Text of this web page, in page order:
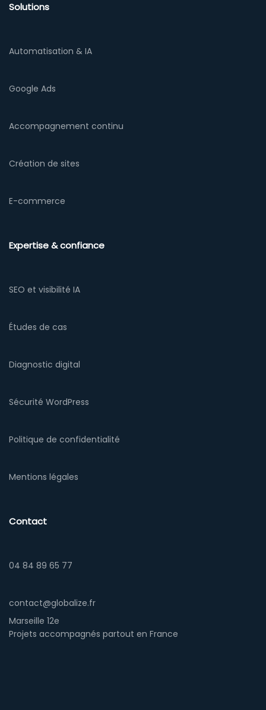
Solutions
Automatisation & IA
Google Ads
Accompagnement continu
Création de sites
E-commerce
Expertise & confiance
SEO et visibilité IA
Études de cas
Diagnostic digital
Sécurité WordPress
Politique de confidentialité
Mentions légales
Contact
04 84 89 65 77
contact@globalize.fr
Marseille 12e
Projets accompagnés partout en France